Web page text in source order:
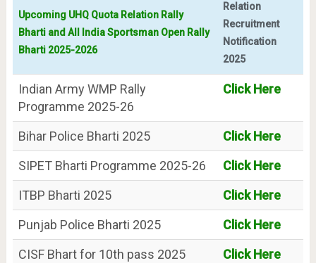
Upcoming UHQ Quota Relation Rally
Bharti and All India Sportsman Open Rally
Bharti 2025-2026
Relation
Recruitment
Notification
2025
Indian Army WMP Rally
Programme 2025-26
Click Here
Bihar Police Bharti 2025
Click Here
SIPET Bharti Programme 2025-26
Click Here
ITBP Bharti 2025
Click Here
Punjab Police Bharti 2025
Click Here
CISF Bhart for 10th pass 2025
Click Here